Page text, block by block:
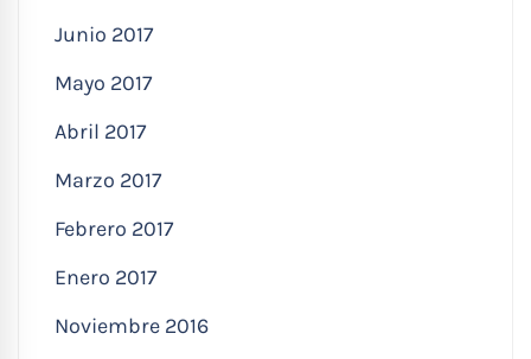
Junio 2017
Mayo 2017
Abril 2017
Marzo 2017
Febrero 2017
Enero 2017
Noviembre 2016